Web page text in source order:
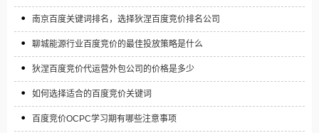
南京百度关键词排名，选择狄涅百度竞价排名公司
聊城能源行业百度竞价的最佳投放策略是什么
狄涅百度竞价代运营外包公司的价格是多少
如何选择适合的百度竞价关键词
百度竞价OCPC学习期有哪些注意事项